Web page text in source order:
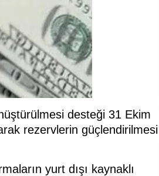
desteği 31 Ekim
rezervlerin güçlendirilmesi
yurt dışı kaynaklı